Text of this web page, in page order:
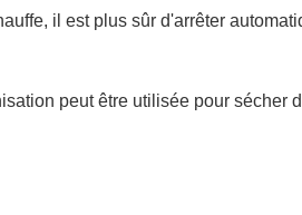
il est plus sûr d'arrêter
peut être utilisée pour sécher